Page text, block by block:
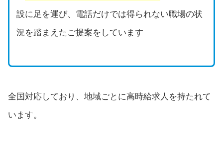
設に足を運び、電話だけでは得られない職場の状
況を踏まえたご提案をしています
全国対応しており、地域ごとに高時給求人を持たれて
います。